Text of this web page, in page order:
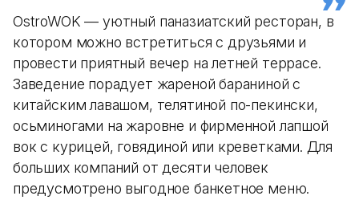
OstroWOK — уютный паназиатский ресторан, в
котором можно встретиться с друзьями и
провести приятный вечер на летней террасе.
Заведение порадует жареной бараниной с
китайским лавашом, телятиной по-пекински,
осьминогами на жаровне и фирменной лапшой
вок с курицей, говядиной или креветками. Для
больших компаний от десяти человек
предусмотрено выгодное банкетное меню.